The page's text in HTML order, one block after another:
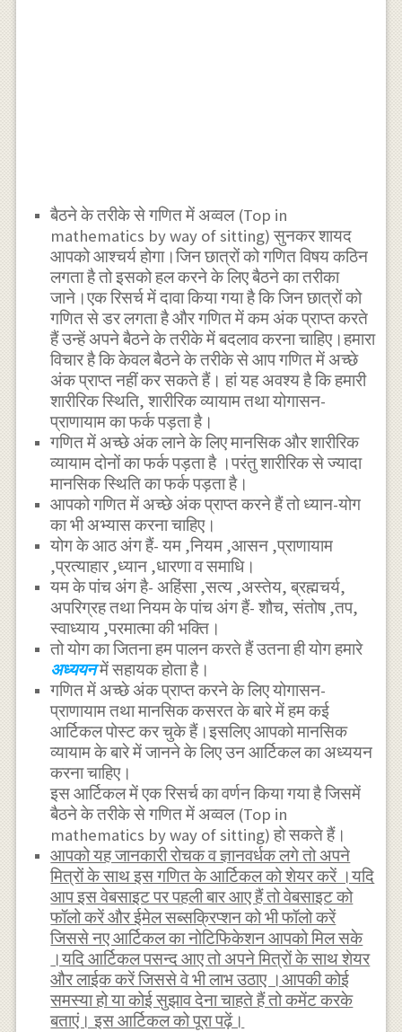
बैठने के तरीके से गणित में अव्वल (Top in
mathematics by way of sitting) सुनकर शायद
आपको आश्चर्य होगा।जिन छात्रों को गणित विषय कठिन
लगता है तो इसको हल करने के लिए बैठने का तरीका
जाने।एक रिसर्च में दावा किया गया है कि जिन छात्रों को
गणित से डर लगता है और गणित में कम अंक प्राप्त करते
हैं उन्हें अपने बैठने के तरीके में बदलाव करना चाहिए।हमारा
विचार है कि केवल बैठने के तरीके से आप गणित में अच्छे
अंक प्राप्त नहीं कर सकते हैं। हां यह अवश्य है कि हमारी
शारीरिक स्थिति, शारीरिक व्यायाम तथा योगासन-
प्राणायाम का फर्क पड़ता है।
गणित में अच्छे अंक लाने के लिए मानसिक और शारीरिक
व्यायाम दोनों का फर्क पड़ता है ।परंतु शारीरिक से ज्यादा
मानसिक स्थिति का फर्क पड़ता है।
आपको गणित में अच्छे अंक प्राप्त करने हैं तो ध्यान-योग
का भी अभ्यास करना चाहिए।
योग के आठ अंग हैं- यम ,नियम ,आसन ,प्राणायाम
,प्रत्याहार ,ध्यान ,धारणा व समाधि।
यम के पांच अंग है- अहिंसा ,सत्य ,अस्तेय, ब्रह्मचर्य,
अपरिग्रह तथा नियम के पांच अंग हैं- शौच, संतोष ,तप,
स्वाध्याय ,परमात्मा की भक्ति।
तो योग का जितना हम पालन करते हैं उतना ही योग हमारे
अध्ययनमें सहायक होता है।
गणित में अच्छे अंक प्राप्त करने के लिए योगासन-
प्राणायाम तथा मानसिक कसरत के बारे में हम कई
आर्टिकल पोस्ट कर चुके हैं।इसलिए आपको मानसिक
व्यायाम के बारे में जानने के लिए उन आर्टिकल का अध्ययन
करना चाहिए।
इस आर्टिकल में एक रिसर्च का वर्णन किया गया है जिसमें
बैठने के तरीके से गणित में अव्वल (Top in
mathematics by way of sitting) हो सकते हैं।
आपको यह जानकारी रोचक व ज्ञानवर्धक लगे तो अपने
मित्रों के साथ इस गणित के आर्टिकल को शेयर करें ।यदि
आप इस वेबसाइट पर पहली बार आए हैं तो वेबसाइट को
फॉलो करें और ईमेल सब्सक्रिप्शन को भी फॉलो करें
जिससे नए आर्टिकल का नोटिफिकेशन आपको मिल सके
।यदि आर्टिकल पसन्द आए तो अपने मित्रों के साथ शेयर
और लाईक करें जिससे वे भी लाभ उठाए ।आपकी कोई
समस्या हो या कोई सुझाव देना चाहते हैं तो कमेंट करके
बताएं। इस आर्टिकल को पूरा पढ़ें।